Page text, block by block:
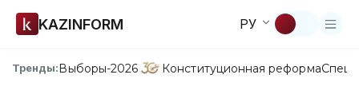
KAZINFORM РУ
Тренды:Выборы-2026 Конституционная реформа